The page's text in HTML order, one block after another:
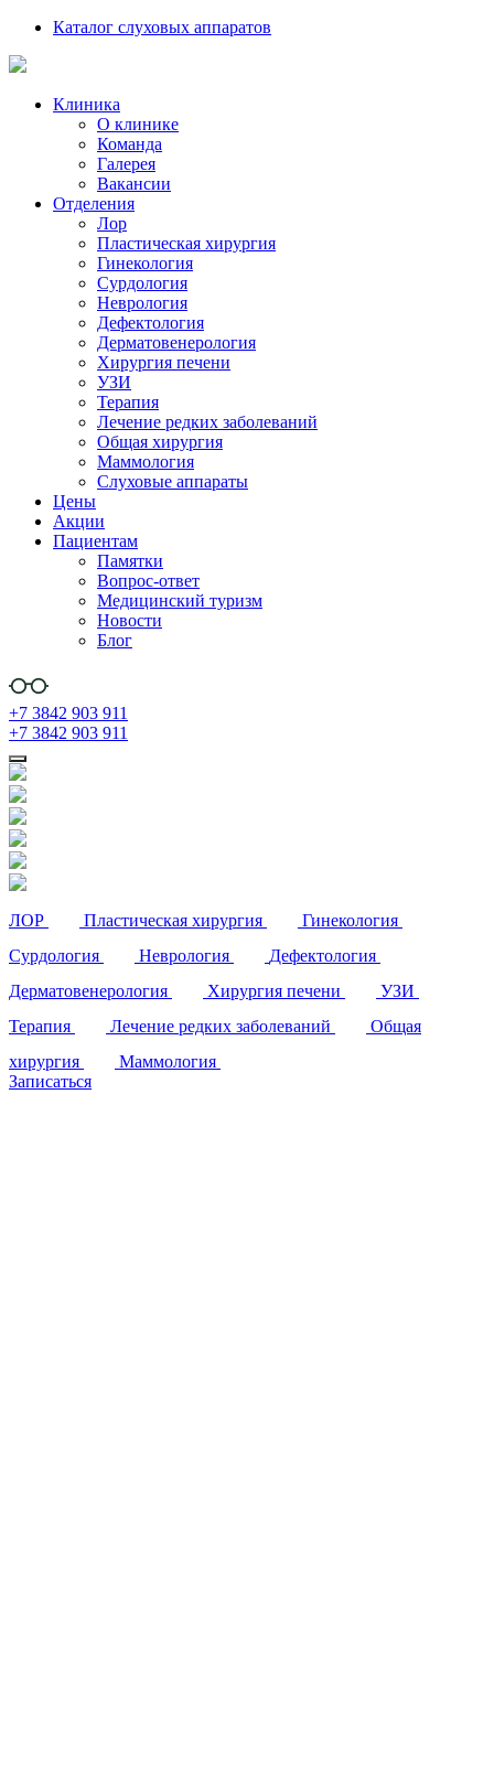
Каталог слуховых аппаратов
Клиника
О клинике
Команда
Галерея
Вакансии
Отделения
Лор
Пластическая хирургия
Гинекология
Сурдология
Неврология
Дефектология
Дерматовенерология
Хирургия печени
УЗИ
Терапия
Лечение редких заболеваний
Общая хирургия
Маммология
Слуховые аппараты
Цены
Акции
Пациентам
Памятки
Вопрос-ответ
Медицинский туризм
Новости
Блог
+7 3842 903 911
+7 3842 903 911
ЛОР Пластическая хирургия
Гинекология
Сурдология
Неврология
Дефектология
Дерматовенерология
Хирургия печени
УЗИ
Терапия
Лечение редких заболеваний
Общая
хирургия
Маммология
Записаться